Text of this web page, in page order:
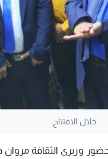
خلال الافتتاح
وزيري الثقافة